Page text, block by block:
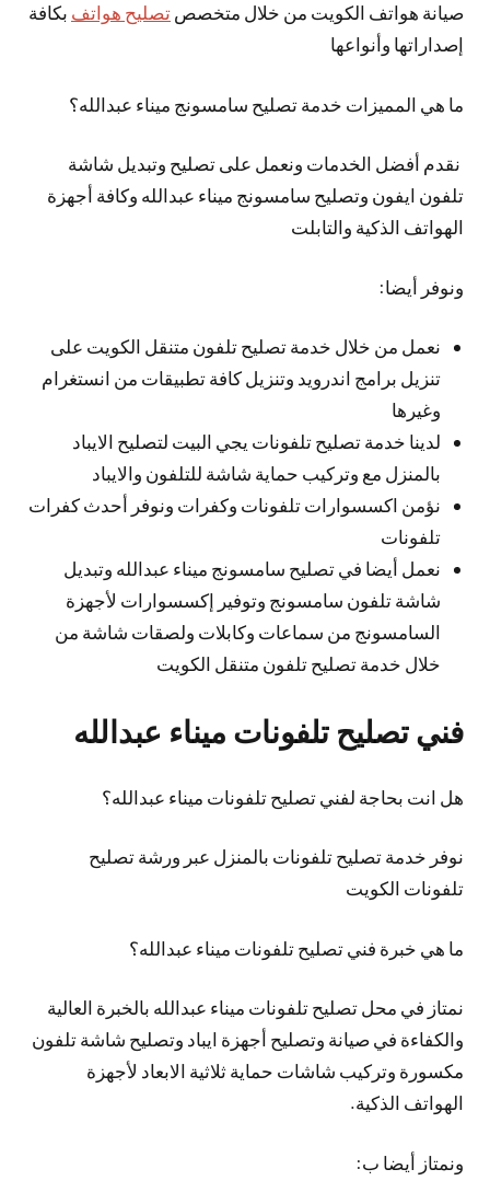
صيانة هواتف الكويت من خلال متخصص تصليح هواتف بكافة
إصداراتها وأنواعها
ما هي المميزات خدمة تصليح سامسونج ميناء عبدالله؟
نقدم أفضل الخدمات ونعمل على تصليح وتبديل شاشة
تلفون ايفون وتصليح سامسونج ميناء عبدالله وكافة أجهزة
الهواتف الذكية والتابلت
ونوفر أيضا:
نعمل من خلال خدمة تصليح تلفون متنقل الكويت على
تنزيل برامج اندرويد وتنزيل كافة تطبيقات من انستغرام
وغيرها
لدينا خدمة تصليح تلفونات يجي البيت لتصليح الايباد
بالمنزل مع وتركيب حماية شاشة للتلفون والايباد
نؤمن اكسسوارات تلفونات وكفرات ونوفر أحدث كفرات
تلفونات
نعمل أيضا في تصليح سامسونج ميناء عبدالله وتبديل
شاشة تلفون سامسونج وتوفير إكسسوارات لأجهزة
السامسونج من سماعات وكابلات ولصقات شاشة من
خلال خدمة تصليح تلفون متنقل الكويت
فني تصليح تلفونات ميناء عبدالله
هل انت بحاجة لفني تصليح تلفونات ميناء عبدالله؟
نوفر خدمة تصليح تلفونات بالمنزل عبر ورشة تصليح
تلفونات الكويت
ما هي خبرة فني تصليح تلفونات ميناء عبدالله؟
نمتاز في محل تصليح تلفونات ميناء عبدالله بالخبرة العالية
والكفاءة في صيانة وتصليح أجهزة ايباد وتصليح شاشة تلفون
مكسورة وتركيب شاشات حماية ثلاثية الابعاد لأجهزة
الهواتف الذكية.
ونمتاز أيضا ب: